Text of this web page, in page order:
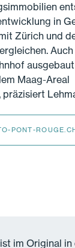
in
Zürich und
Maag-Areal
PONT-
im Original in